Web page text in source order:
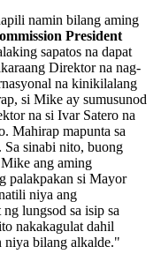
namin bilang aming
President
sapatos na dapat
Direktor na nag-
na kinikilalang
si Mike ay sumusunod
na si Ivar Satero na
Mahirap mapunta sa
sinabi nito, buong
ang aming
palakpakan si Mayor
niya ang
lungsod sa isip sa
nakakagulat dahil
niya bilang alkalde."